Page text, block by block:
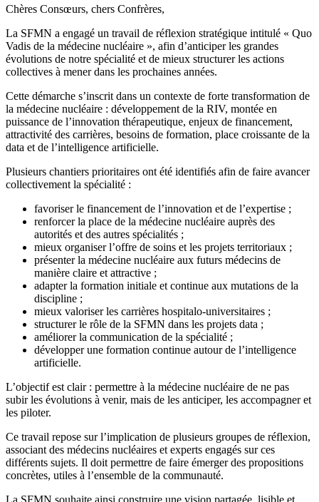
Chères Consœurs, chers Confrères,
La SFMN a engagé un travail de réflexion stratégique intitulé « Quo
Vadis de la médecine nucléaire », afin d’anticiper les grandes
évolutions de notre spécialité et de mieux structurer les actions
collectives à mener dans les prochaines années.
Cette démarche s’inscrit dans un contexte de forte transformation de
la médecine nucléaire : développement de la RIV, montée en
puissance de l’innovation thérapeutique, enjeux de financement,
attractivité des carrières, besoins de formation, place croissante de la
data et de l’intelligence artificielle.
Plusieurs chantiers prioritaires ont été identifiés afin de faire avancer
collectivement la spécialité :
favoriser le financement de l’innovation et de l’expertise ;
renforcer la place de la médecine nucléaire auprès des
autorités et des autres spécialités ;
mieux organiser l’offre de soins et les projets territoriaux ;
présenter la médecine nucléaire aux futurs médecins de
manière claire et attractive ;
adapter la formation initiale et continue aux mutations de la
discipline ;
mieux valoriser les carrières hospitalo-universitaires ;
structurer le rôle de la SFMN dans les projets data ;
améliorer la communication de la spécialité ;
développer une formation continue autour de l’intelligence
artificielle.
L’objectif est clair : permettre à la médecine nucléaire de ne pas
subir les évolutions à venir, mais de les anticiper, les accompagner et
les piloter.
Ce travail repose sur l’implication de plusieurs groupes de réflexion,
associant des médecins nucléaires et experts engagés sur ces
différents sujets. Il doit permettre de faire émerger des propositions
concrètes, utiles à l’ensemble de la communauté.
La SFMN souhaite ainsi construire une vision partagée, lisible et